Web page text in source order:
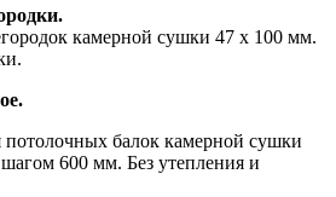
камерной сушки 47 х 100 мм.
потолочных балок камерной сушки
600 мм. Без утепления и